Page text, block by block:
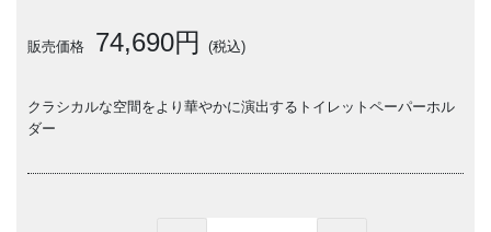
販売価格 74,690円 (税込)
クラシカルな空間をより華やかに演出するトイレットペーパーホル
ダー